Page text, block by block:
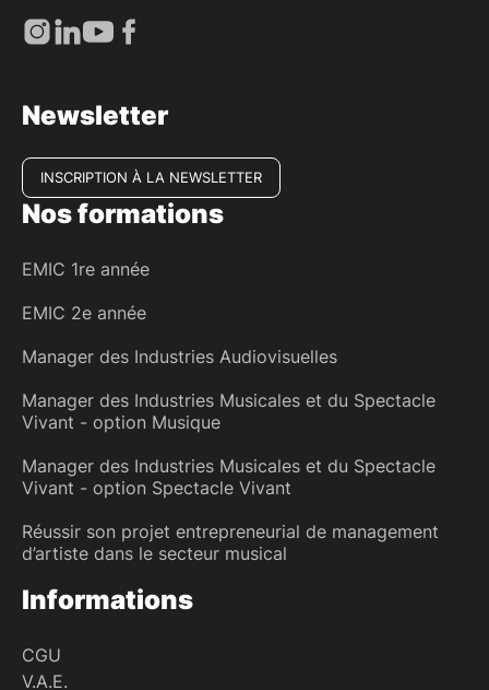
Newsletter
INSCRIPTION À LA NEWSLETTER
Nos formations
EMIC 1re année
EMIC 2e année
Manager des Industries Audiovisuelles
Manager des Industries Musicales et du Spectacle
Vivant - option Musique
Manager des Industries Musicales et du Spectacle
Vivant - option Spectacle Vivant
Réussir son projet entrepreneurial de management
d’artiste dans le secteur musical
Informations
CGU
V.A.E.